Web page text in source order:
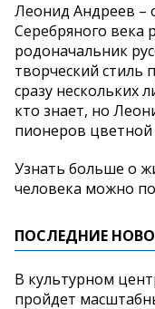
Леонид Андреев –
Серебряного века
родоначальник
творческий стиль
сразу нескольких
кто знает, но
пионеров цветной
Узнать больше о
человека можно по
ПОСЛЕДНИЕ
В культурном
пройдет